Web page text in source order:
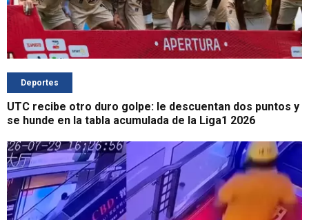
Deportes
UTC recibe otro duro golpe: le descuentan dos puntos y
se hunde en la tabla acumulada de la Liga1 2026